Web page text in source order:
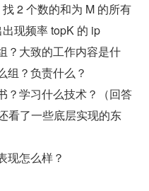
2 个数的和为 M 的所有
现频率 topK 的 ip
？大致的工作内容是什
组？负责什么？
？学习什么技术？（回答
看了一些底层实现的东
现怎么样？